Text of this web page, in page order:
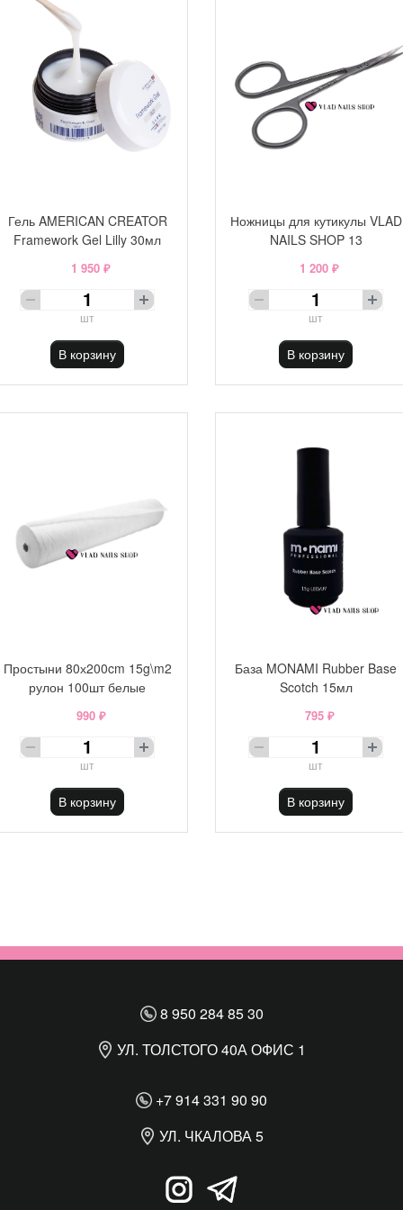
Гель AMERICAN CREATOR
Framework Gel Lilly 30мл
1 950 ₽
шт
В корзину
Ножницы для кутикулы VLAD
NAILS SHOP 13
1 200 ₽
шт
В корзину
Простыни 80х200cm 15g\m2
рулон 100шт белые
990 ₽
шт
В корзину
База MONAMI Rubber Base
Scotch 15мл
795 ₽
шт
В корзину
8 950 284 85 30
УЛ. ТОЛСТОГО 40А ОФИС 1
+7 914 331 90 90
УЛ. ЧКАЛОВА 5